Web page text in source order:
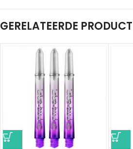
GERELATEERDE